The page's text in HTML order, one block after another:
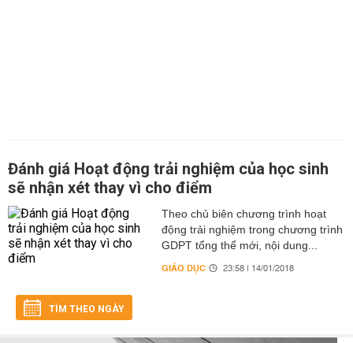
Đánh giá Hoạt động trải nghiệm của học sinh
sẽ nhận xét thay vì cho điểm
Theo chủ biên chương trình hoạt
động trải nghiệm trong chương trình
GDPT tổng thể mới, nội dung...
GIÁO DỤC 23:58 | 14/01/2018
TÌM THEO NGÀY